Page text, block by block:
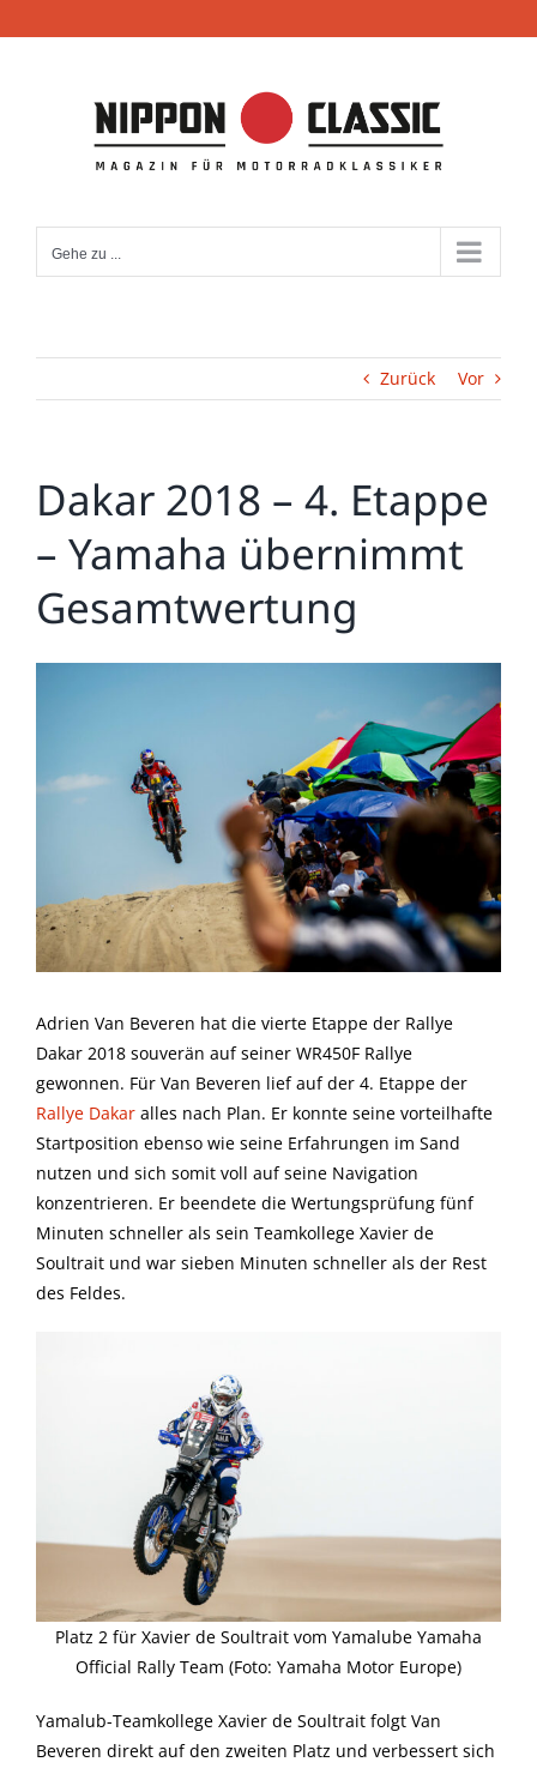
Inhalt
Gehe zu ...
Zurück Vor
Dakar 2018 – 4. Etappe
– Yamaha übernimmt
Gesamtwertung
Adrien Van Beveren hat die vierte Etappe der Rallye
Dakar 2018 souverän auf seiner WR450F Rallye
gewonnen. Für Van Beveren lief auf der 4. Etappe der
Rallye Dakar alles nach Plan. Er konnte seine vorteilhafte
Startposition ebenso wie seine Erfahrungen im Sand
nutzen und sich somit voll auf seine Navigation
konzentrieren. Er beendete die Wertungsprüfung fünf
Minuten schneller als sein Teamkollege Xavier de
Soultrait und war sieben Minuten schneller als der Rest
des Feldes.
Platz 2 für Xavier de Soultrait vom Yamalube Yamaha
Official Rally Team (Foto: Yamaha Motor Europe)
Yamalub-Teamkollege Xavier de Soultrait folgt Van
Beveren direkt auf den zweiten Platz und verbessert sich